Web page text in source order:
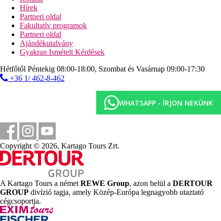
Sport és szórakozás térítés ellenében
wellness-központ
szauna
török gőzfürdő
squash
fitneszterem
golfpálya
All Inclusive: minden étkezés büférendszerben, helyi
alkoholos és alkoholmentes italok 10:00 és 24:00 óra
között. Az All Inclusive szállodák szolgáltatásai bizonyos
részletekben szállodánként eltérhetnek.
Szálláshely besorolás
Az adott ország helyi besorolása: 5*.
Hotelstars Union rendszere szerinti minősítés: 4+*.
Távolságok
3 km
Városközpont
Hírek
Partneri oldal
Fakultatív programok
Partneri oldal
Ajándékutalvány
Gyakran Ismételt Kérdések
Hétfőtől Péntekig 08:00-18:00, Szombat és Vasárnap 09:00-17:30
+36 1/ 462-8-462
WHATSAPP - ÍRJON NEKÜNK
Copyright © 2026, Kartago Tours Zrt.
A Kartago Tours a német REWE Group, azon belül a DERTOUR
GROUP divízió tagja, amely Közép-Európa legnagyobb utaztató
cégcsoportja.